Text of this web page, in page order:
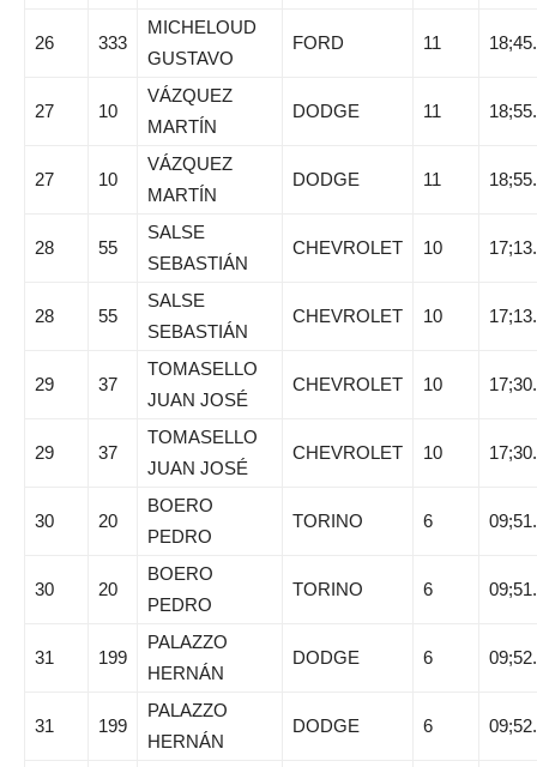
26 333
MICHELOUD
GUSTAVO
FORD 11
27 10
VÁZQUEZ
MARTÍN
DODGE 11
27 10
VÁZQUEZ
MARTÍN
DODGE 11
28 55
SALSE
SEBASTIÁN
CHEVROLET 10
28 55
SALSE
SEBASTIÁN
CHEVROLET 10
29 37
TOMASELLO
JUAN JOSÉ
CHEVROLET 10
29 37
TOMASELLO
JUAN JOSÉ
CHEVROLET 10
30 20
BOERO
PEDRO
TORINO 6
30 20
BOERO
PEDRO
TORINO 6
31 199
PALAZZO
HERNÁN
DODGE 6
31 199
PALAZZO
HERNÁN
DODGE 6